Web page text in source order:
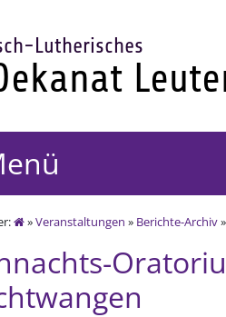
»Veranstaltungen » Berichte-Archiv»